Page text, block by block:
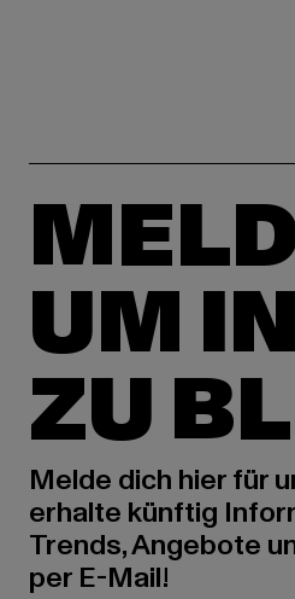
UM
ZU
Melde dich hier für
erhalte künftig
Trends, Angebote
per E-Mail!